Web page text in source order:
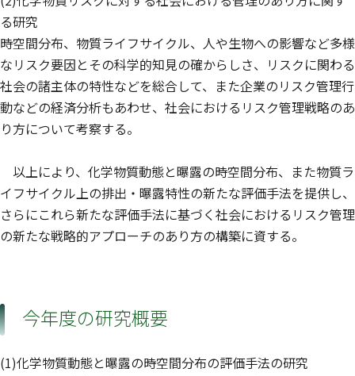
る研究
時空間分布、物質ライフサイクル、人や生物への影響など多様
なリスク要因とその科学的知見の確からしさ、リスクに関わる
社会の諸主体の特性などを総合して、また企業のリスク管理行
動などの経済分析もあわせ、社会におけるリスク管理戦略のあ
り方について考察する。
以上により、化学物質動態と曝露の時空間分布、また物質ラ
イフサイクル上の排出・曝露特性の新たな評価手法を提供し、
さらにこれら新たな評価手法に基づく社会におけるリスク管理
の新たな戦略的アプローチのあり方の構築に資する。
今年度の研究概要
(1)化学物質動態と曝露の時空間分布の評価手法の研究